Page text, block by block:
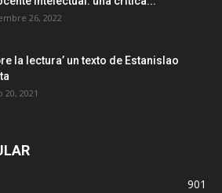
26, 2022
la lectura’ un texto de Estanislao
20, 2021
901